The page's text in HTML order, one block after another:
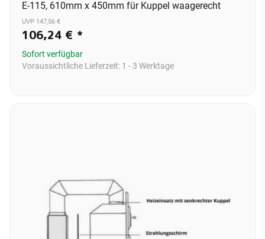
E-115, 610mm x 450mm für Kuppel waagerecht
UVP 147,56 €
106,24 € *
Sofort verfügbar
Voraussichtliche Lieferzeit: 1 - 3 Werktage